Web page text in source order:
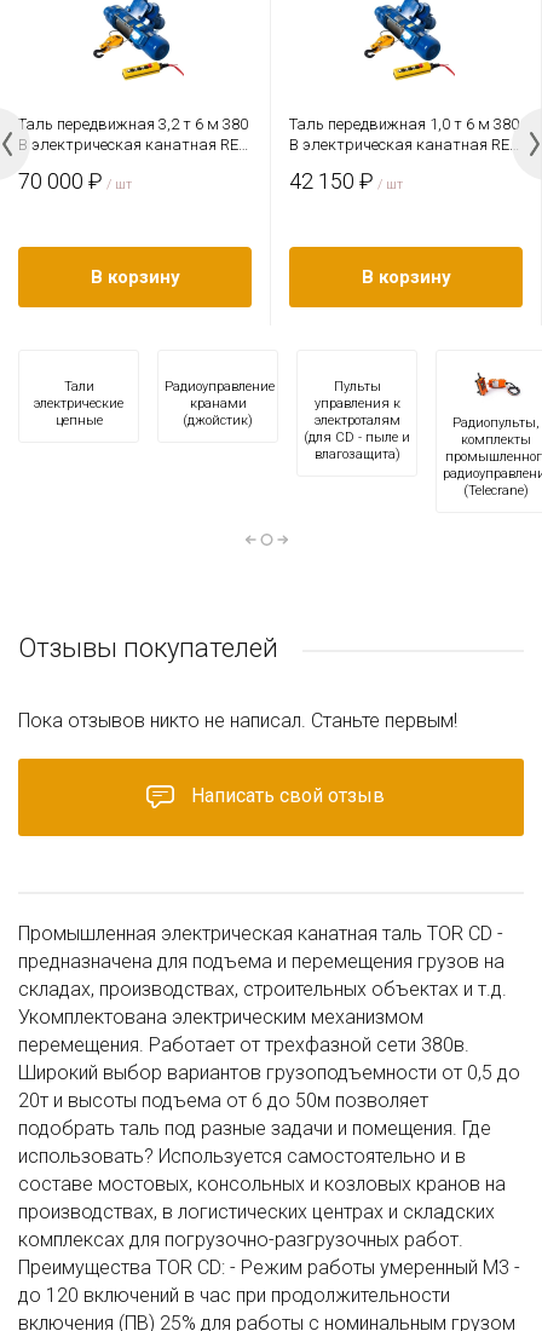
Таль передвижная 3,2 т 6 м 380
В электрическая канатная REM
70 000 ₽ / шт
В корзину
Таль передвижная 1,0 т 6 м 380
В электрическая канатная REM
42 150 ₽ / шт
В корзину
Тали
электрические
цепные
Радиоуправление
кранами
(джойстик)
Пульты
управления к
электроталям
(для CD - пыле и
влагозащита)
Радиопульты,
комплекты
(Telecrane)
Отзывы покупателей
Написать свой отзыв
Пока отзывов никто не написал. Станьте первым!
Промышленная электрическая канатная таль TOR CD -
предназначена для подъема и перемещения грузов на
складах, производствах, строительных объектах и т.д.
Укомплектована электрическим механизмом
перемещения. Работает от трехфазной сети 380в.
Широкий выбор вариантов грузоподъемности от 0,5 до
20т и высоты подъема от 6 до 50м позволяет
подобрать таль под разные задачи и помещения. Где
использовать? Используется самостоятельно и в
составе мостовых, консольных и козловых кранов на
производствах, в логистических центрах и складских
комплексах для погрузочно-разгрузочных работ.
Преимущества TOR CD: - Режим работы умеренный М3 -
до 120 включений в час при продолжительности
включения (ПВ) 25% для работы с номинальным грузом